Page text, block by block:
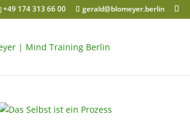
+49 174 313 66 00 gerald@blomeyer.berlin